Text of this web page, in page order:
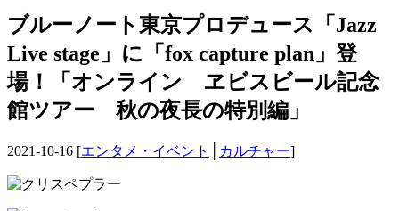
ブルーノート東京プロデュース「Jazz
Live stage」に「fox capture plan」登
場！「オンライン ヱビスビール記念
館ツアー 秋の夜長の特別編」
2021-10-16 [エンタメ・イベント カルチャー]